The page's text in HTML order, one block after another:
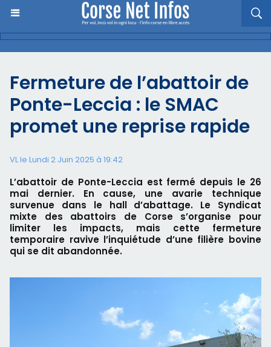
Fermeture de l’abattoir de
Ponte-Leccia : le SMAC
promet une reprise rapide
VL le Lundi 2 Juin 2025 à 19:42
L’abattoir de Ponte-Leccia est fermé depuis le 26
mai dernier. En cause, une avarie technique
survenue dans le hall d’abattage. Le Syndicat
mixte des abattoirs de Corse s’organise pour
limiter les impacts, mais cette fermeture
temporaire ravive l’inquiétude d’une filière bovine
qui se dit abandonnée.